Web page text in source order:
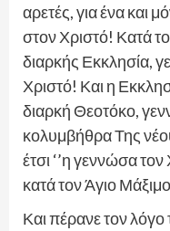
αρετές, για ένα και
στον Χριστό! Κατά
διαρκής Εκκλησία,
Χριστό! Και η
διαρκή Θεοτόκο,
κολυμβήθρα Της
έτσι ‘’η γεννώσα
κατά τον Άγιο
Και πέρανε τον